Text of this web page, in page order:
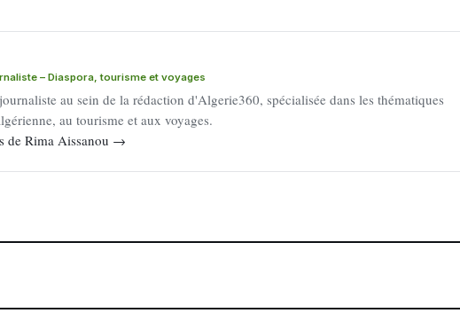
– Diaspora, tourisme et voyages
au sein de la rédaction d'Algerie360, spécialisée dans les thématiques
au tourisme et aux voyages.
de Rima Aissanou →